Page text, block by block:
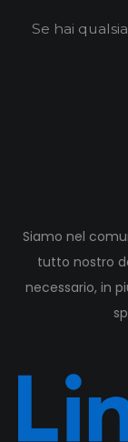
Se hai
Siamo nel
tutto nostro
necessario, in